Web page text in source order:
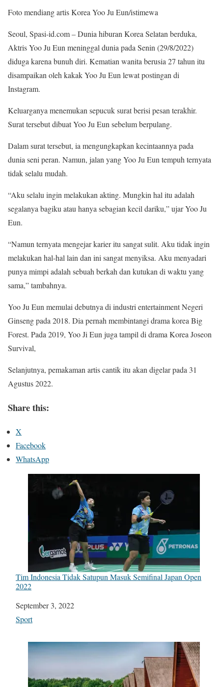
Foto mendiang artis Korea Yoo Ju Eun/istimewa
Seoul, Spasi-id.com – Dunia hiburan Korea Selatan berduka,
Aktris Yoo Ju Eun meninggal dunia pada Senin (29/8/2022)
diduga karena bunuh diri. Kematian wanita berusia 27 tahun itu
disampaikan oleh kakak Yoo Ju Eun lewat postingan di
Instagram.
Keluarganya menemukan sepucuk surat berisi pesan terakhir.
Surat tersebut dibuat Yoo Ju Eun sebelum berpulang.
Dalam surat tersebut, ia mengungkapkan kecintaannya pada
dunia seni peran. Namun, jalan yang Yoo Ju Eun tempuh ternyata
tidak selalu mudah.
“Aku selalu ingin melakukan akting. Mungkin hal itu adalah
segalanya bagiku atau hanya sebagian kecil dariku,” ujar Yoo Ju
Eun.
“Namun ternyata mengejar karier itu sangat sulit. Aku tidak ingin
melakukan hal-hal lain dan ini sangat menyiksa. Aku menyadari
punya mimpi adalah sebuah berkah dan kutukan di waktu yang
sama,” tambahnya.
Yoo Ju Eun memulai debutnya di industri entertainment Negeri
Ginseng pada 2018. Dia pernah membintangi drama korea Big
Forest. Pada 2019, Yoo Ji Eun juga tampil di drama Korea Joseon
Survival,
Selanjutnya, pemakaman artis cantik itu akan digelar pada 31
Agustus 2022.
Share this:
X
Facebook
WhatsApp
Tim Indonesia Tidak Satupun Masuk Semifinal Japan Open
2022
Date
September 3, 2022
In relation to
Sport